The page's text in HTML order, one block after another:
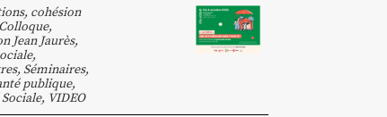
, cohésion
Colloque,
Jean Jaurès,
,
Séminaires,
publique,
, VIDEO